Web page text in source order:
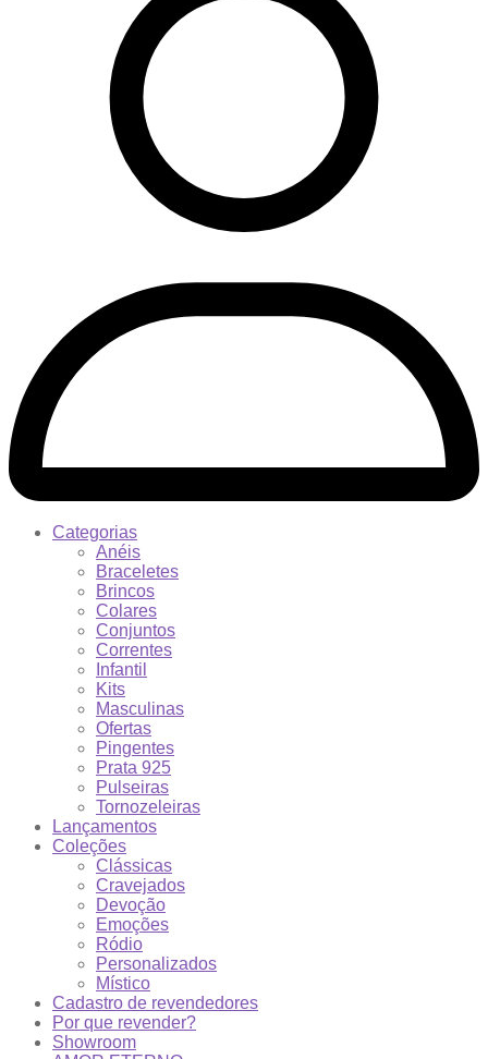
Categorias
Anéis
Braceletes
Brincos
Colares
Conjuntos
Correntes
Infantil
Kits
Masculinas
Ofertas
Pingentes
Prata 925
Pulseiras
Tornozeleiras
Lançamentos
Coleções
Clássicas
Cravejados
Devoção
Emoções
Ródio
Personalizados
Místico
Cadastro de revendedores
Por que revender?
Showroom